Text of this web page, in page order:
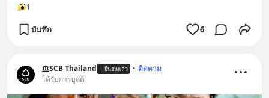
1
บันทึก 6
SCB Thailand ยืนยันแล้ว • ติดตาม
ได้รับการบูสต์